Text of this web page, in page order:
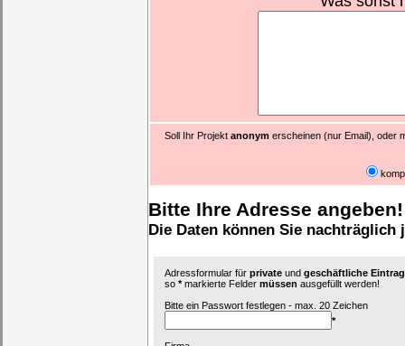
Soll Ihr Projekt anonym erscheinen (nur Email), oder
Bitte Ihre Adresse angeben!
Die Daten können Sie nachträglich
Adressformular für private und geschäftliche
so *markierte Felder müssen ausgefüllt werden!
Bitte ein Passwort festlegen - max. 20 Zeichen
*